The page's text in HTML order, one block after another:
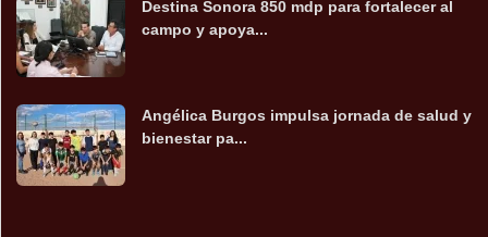
Destina Sonora 850 mdp para fortalecer al
campo y apoya...
Angélica Burgos impulsa jornada de salud y
bienestar pa...